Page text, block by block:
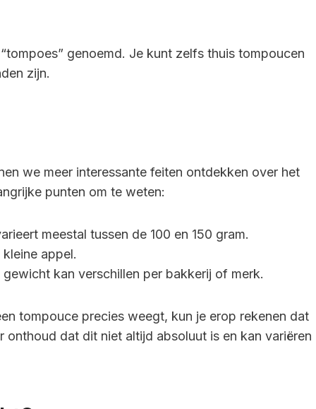
genoemd. Je kunt zelfs thuis tompoucen
zijn.
we meer interessante feiten ontdekken over het
punten om te weten:
meestal tussen de 100 en 150 gram.
appel.
kan verschillen per bakkerij of merk.
tompouce precies weegt, kun je erop rekenen dat
onthoud dat dit niet altijd absoluut is en kan variëren